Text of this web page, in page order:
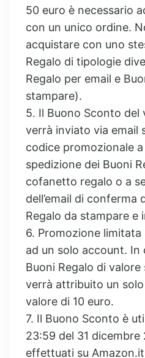
50 euro è necessario
con un unico ordine.
acquistare con uno
Regalo di tipologie
Regalo per email e
stampare).
5. Il Buono Sconto del
verrà inviato via email
codice promozionale
spedizione dei Buoni
cofanetto regalo o a
dell’email di conferma
Regalo da stampare e
6. Promozione
ad un solo account. In
Buoni Regalo di
verrà attribuito un
valore di 10 euro.
7. Il Buono Sconto è
23:59 del 31 dicembre
effettuati su